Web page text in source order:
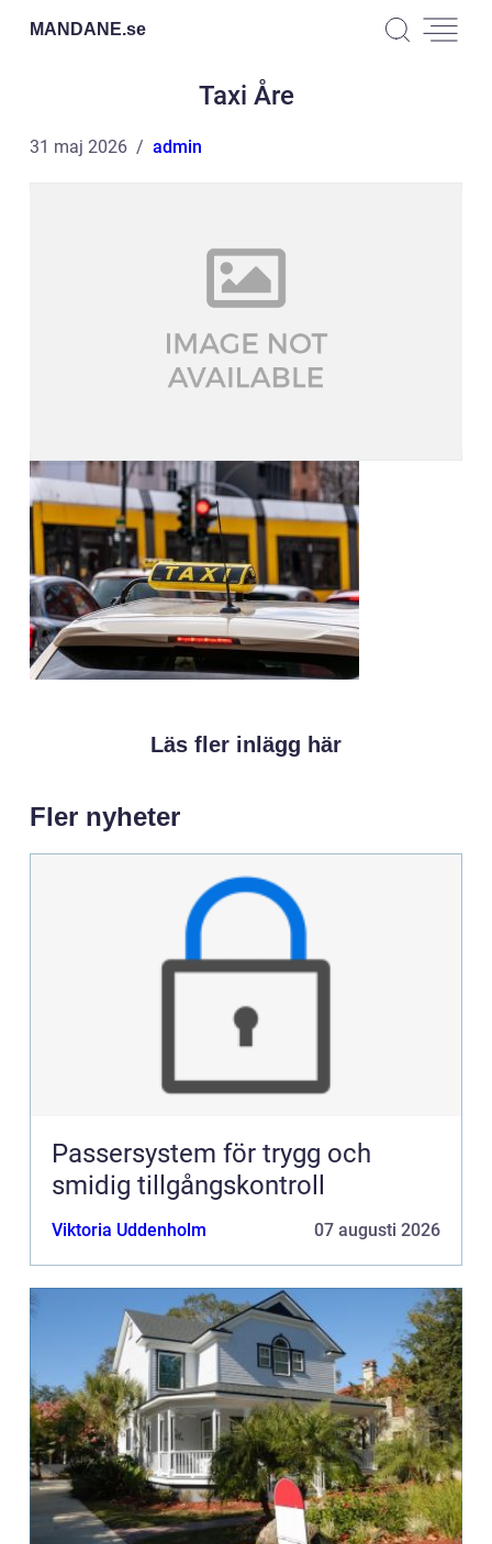
MANDANE.se
Taxi Åre
31 maj 2026 admin
Läs fler inlägg här
Fler nyheter
Passersystem för trygg och
smidig tillgångskontroll
Viktoria Uddenholm 07 augusti 2026